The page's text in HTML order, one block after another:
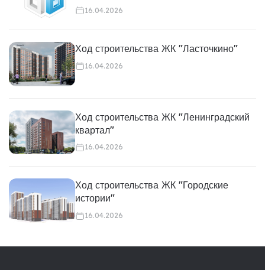
16.04.2026
Ход строительства ЖК "Ласточкино"
16.04.2026
Ход строительства ЖК "Ленинградский
квартал"
16.04.2026
Ход строительства ЖК "Городские
истории"
16.04.2026